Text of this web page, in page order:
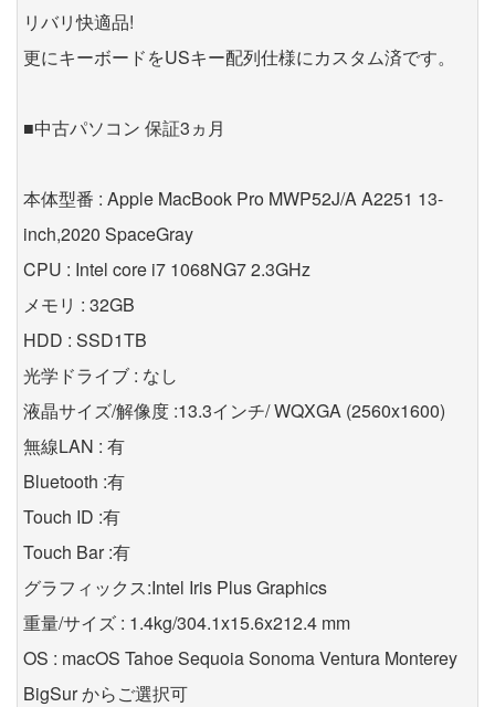
リバリ快適品!
更にキーボードをUSキー配列仕様にカスタム済です。
■中古パソコン 保証3ヵ月
本体型番 : Apple MacBook Pro MWP52J/A A2251 13-
inch,2020 SpaceGray
CPU : Intel core i7 1068NG7 2.3GHz
メモリ : 32GB
HDD : SSD1TB
光学ドライブ : なし
液晶サイズ/解像度 :13.3インチ/ WQXGA (2560x1600)
無線LAN : 有
Bluetooth :有
Touch ID :有
Touch Bar :有
グラフィックス:Intel Iris Plus Graphics
重量/サイズ : 1.4kg/304.1x15.6x212.4 mm
OS : macOS Tahoe Sequoia Sonoma Ventura Monterey
BigSur からご選択可